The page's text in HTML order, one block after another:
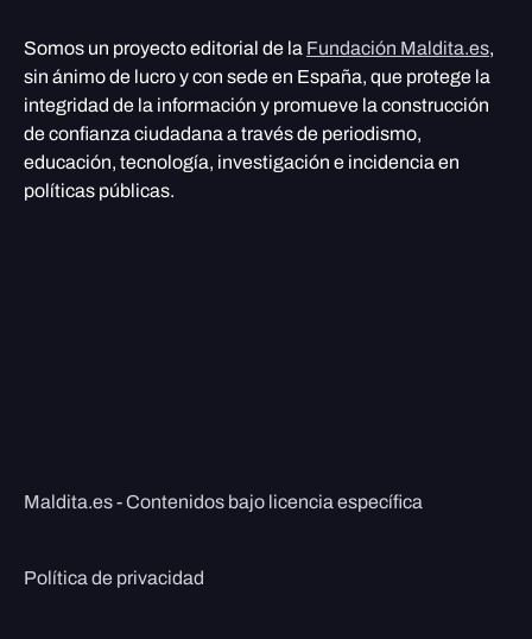
Somos un proyecto editorial de la Fundación Maldita.es,
sin ánimo de lucro y con sede en España, que protege la
integridad de la información y promueve la construcción
de confianza ciudadana a través de periodismo,
educación, tecnología, investigación e incidencia en
políticas públicas.
Maldita.es - Contenidos bajo licencia específica
Política de privacidad